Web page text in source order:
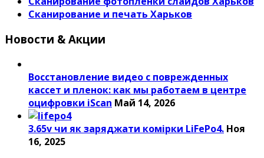
Сканирование и печать Харьков
Новости & Акции
Восстановление видео с поврежденных
кассет и пленок: как мы работаем в центре
оцифровки iScan Май 14, 2026
3.65v чи як заряджати комірки LiFePo4. Ноя
16, 2025